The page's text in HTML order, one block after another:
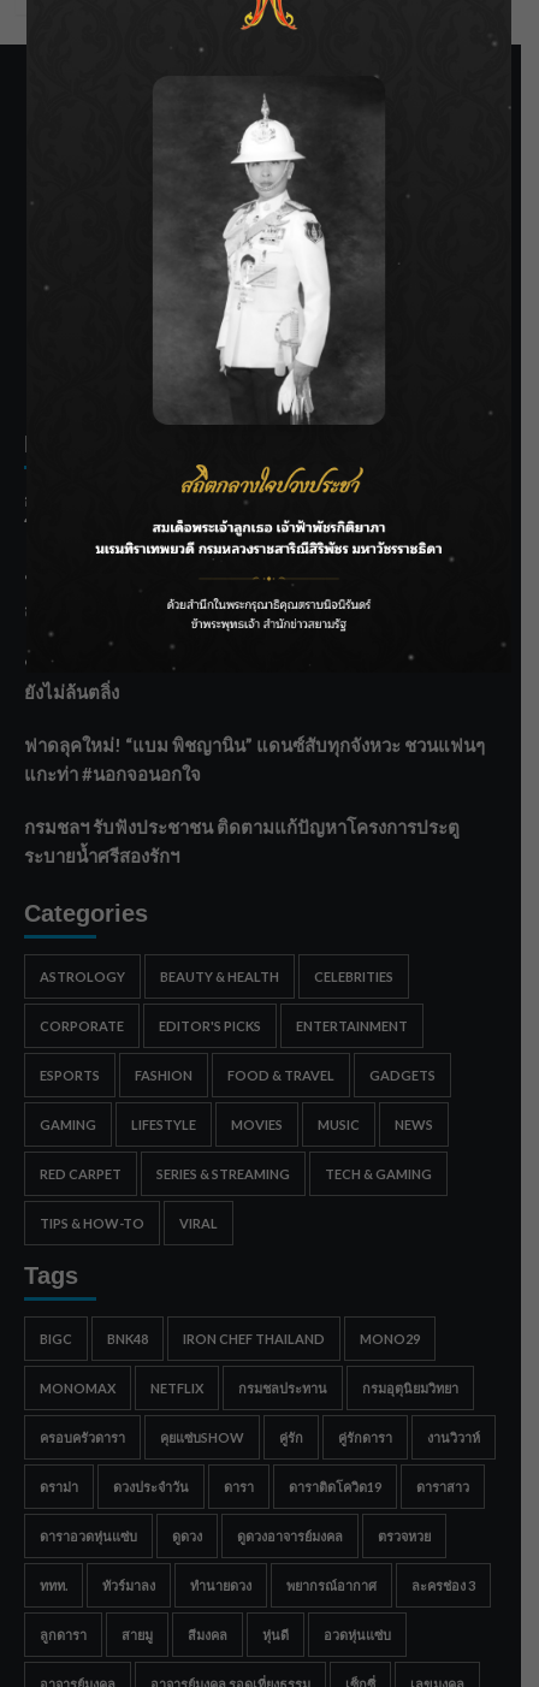
SIAMRATH VARIETY
THE BEST ENTERTAINMENT
Recent Posts
กรมประมงฟื้น “บ้านธารทอง” จากป่าเสื่อมโทรม สู่แหล่ง
โปรตีนยั่งยืนตามพระราชดำริ
“MARQUISE (มาร์คีส์) บุกตลาดโกลบอลต่อเนื่อง ส่งซิงเกิลที่
สอง “IRONIC” เปลี่ยนความเจ็บให้กลายเป็นการเอาคืน”
ชลประทานเชียงใหม่เร่งพร่องน้ำแม่น้ำปิง รับมวลน้ำเหนือ ย้ำ
ยังไม่ล้นตลิ่ง
ฟาดลุคใหม่! “แบม พิชญานิน” แดนซ์สับทุกจังหวะ ชวนแฟนๆ
แกะท่า #นอกจอนอกใจ
กรมชลฯ รับฟังประชาชน ติดตามแก้ปัญหาโครงการประตู
ระบายน้ำศรีสองรักฯ
Categories
ASTROLOGY BEAUTY & HEALTH CELEBRITIES
CORPORATE EDITOR'S PICKS ENTERTAINMENT
ESPORTS FASHION FOOD & TRAVEL GADGETS
GAMING LIFESTYLE MOVIES MUSIC NEWS
RED CARPET SERIES & STREAMING TECH & GAMING
TIPS & HOW-TO VIRAL
Tags
BIGC BNK48 IRON CHEF THAILAND MONO29
MONOMAX NETFLIX กรมชลประทาน กรมอุตุนิยมวิทยา
ครอบครัวดารา คุยแซ่บSHOW คู่รัก คู่รักดารา งานวิวาห์
ดราม่า ดวงประจำวัน ดารา ดาราติดโควิด19 ดาราสาว
ดาราอวดหุ่นแซ่บ ดูดวง ดูดวงอาจารย์มงคล ตรวจหวย
ททท. ทัวร์มาลง ทำนายดวง พยากรณ์อากาศ ละครช่อง 3
ลูกดารา สายมู สีมงคล หุ่นดี อวดหุ่นแซ่บ